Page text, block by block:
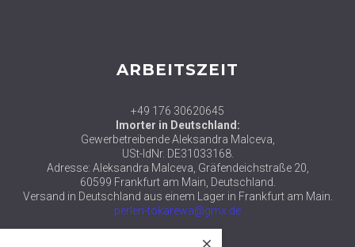
ARBEITSZEIT
+49 176 30620645
Imorter in Deutschland:
Gewerbetreibende Aleksandra Malceva,
USt-IdNr. DE31033168.
Adresse: Aleksandra Malceva, Gräfendeichstraße 20,
60599 Frankfurt am Main, Deutschland.
Versand in Deutschland aus einem Lager in Frankfurt am Main.
perlen-tokarewa@gmx.de
close